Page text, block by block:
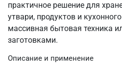
практичное решение для
утвари, продуктов и
массивная бытовая техника
заготовками.
Описание и применение